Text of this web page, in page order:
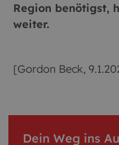
Region benötigst,
weiter.
[Gordon Beck,
Dein Weg ins